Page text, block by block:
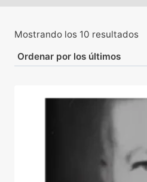
Mostrando los 10 resultados